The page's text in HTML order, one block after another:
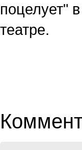
поцелует"
театре.